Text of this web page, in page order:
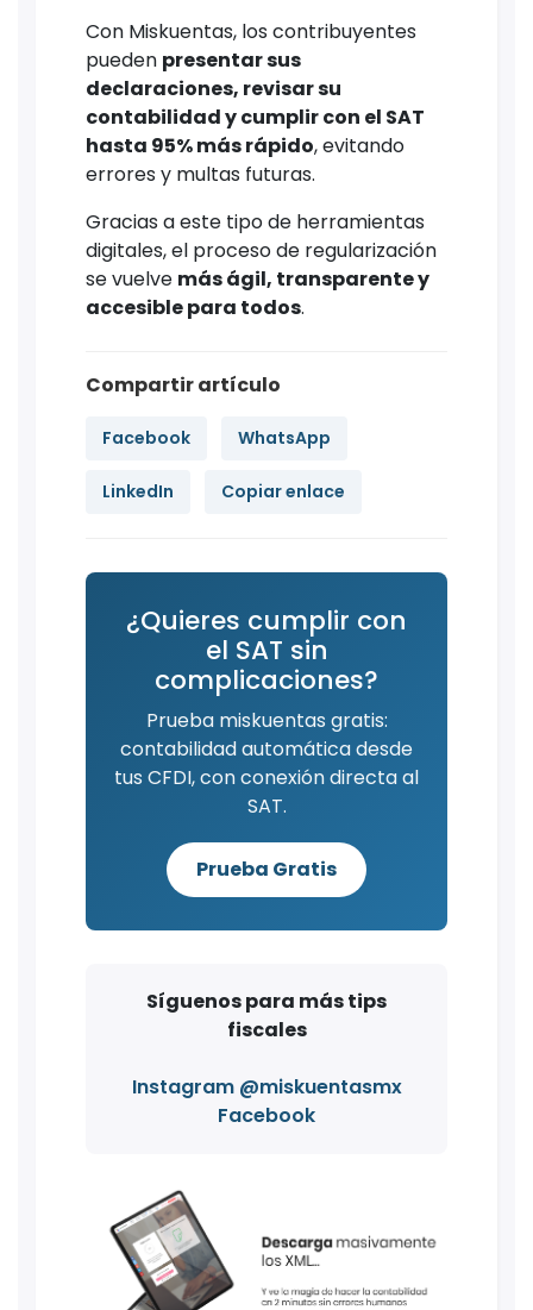
Con Miskuentas, los contribuyentes
pueden presentar sus
declaraciones, revisar su
contabilidad y cumplir con el SAT
hasta 95% más rápido, evitando
errores y multas futuras.
Gracias a este tipo de herramientas
digitales, el proceso de regularización
se vuelve más ágil, transparente y
accesible para todos.
Compartir artículo
Facebook WhatsApp
LinkedIn Copiar enlace
¿Quieres cumplir con
el SAT sin
complicaciones?
Prueba miskuentas gratis:
contabilidad automática desde
tus CFDI, con conexión directa al
SAT.
Prueba Gratis
Síguenos para más tips
fiscales
Instagram @miskuentasmx
Facebook